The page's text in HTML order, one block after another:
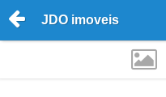
JDO imoveis